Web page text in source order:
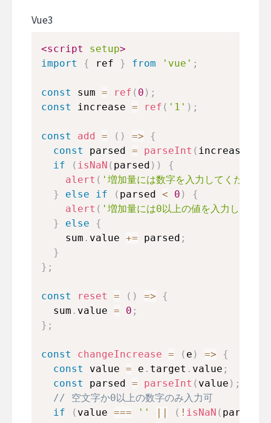
Vue3
<script setup>
import
{ ref } from 'vue' ;
const sum = ref ( 0 ) ;
const
increase = ref ( '1' ) ;
const add = ( ) =>
{
const
parsed = parseInt ( increase
if
( isNaN ( parsed ) )
{
alert ( '増加量には数字を入力してください'
}
else if ( parsed < 0 )
{
alert ( '増加量には0以上の値を入力してく
}
else
{
    sum
. value += parsed ;
}
} ;
const reset = ( ) =>
{
  sum
. value = 0 ;
} ;
const changeIncrease = ( e ) =>
{
const
value = e . target . value ;
const
parsed = parseInt ( value ) ;
// 空文字か0以上の数字のみ入力可
if
( value === '' ( ! isNaN ( parsed